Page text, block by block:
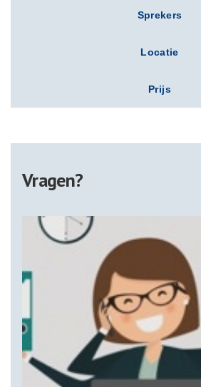
Sprekers
Locatie
Prijs
Vragen?